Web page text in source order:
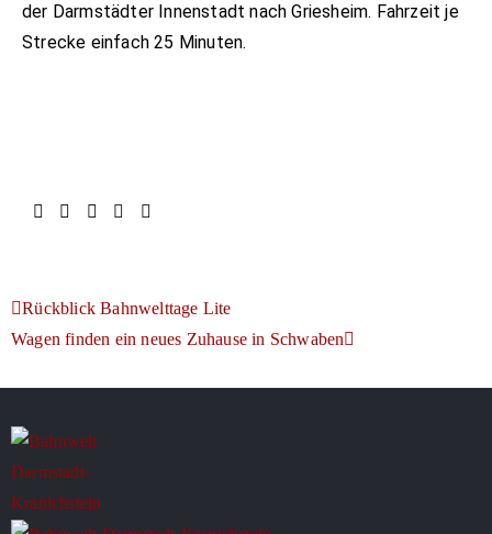
der Darmstädter Innenstadt nach Griesheim. Fahrzeit je
Strecke einfach 25 Minuten.
Rückblick Bahnwelttage Lite
Wagen finden ein neues Zuhause in Schwaben